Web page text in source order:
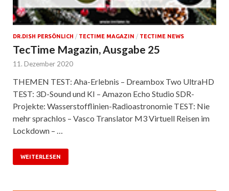
DR.DISH PERSÖNLICH / TECTIME MAGAZIN / TECTIME NEWS
TecTime Magazin, Ausgabe 25
11. Dezember 2020
THEMEN TEST: Aha-Erlebnis – Dreambox Two UltraHD
TEST: 3D-Sound und KI – Amazon Echo Studio SDR-
Projekte: Wasserstofflinien-Radioastronomie TEST: Nie
mehr sprachlos – Vasco Translator M3 Virtuell Reisen im
Lockdown – …
WEITERLESEN